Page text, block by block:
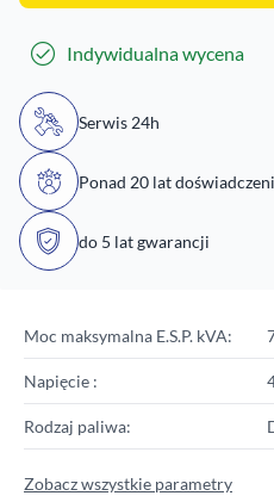
Indywidualna wycena
Serwis 24h
Ponad 20 lat
do 5 lat gwarancji
Moc maksymalna E.S.P. kVA:
Napięcie :
Rodzaj paliwa:
Zobacz wszystkie parametry